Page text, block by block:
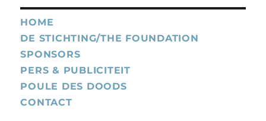
HOME
DE STICHTING/THE FOUNDATION
SPONSORS
PERS & PUBLICITEIT
POULE DES DOODS
CONTACT